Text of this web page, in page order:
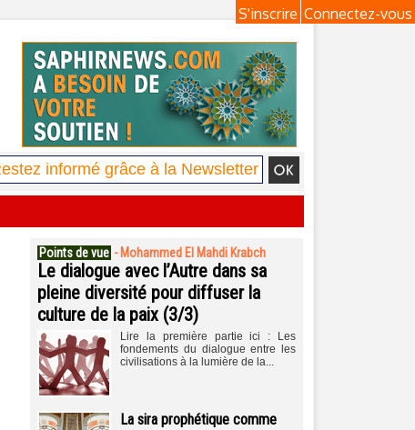
Connectez-vous
S'inscrire
Points de vue - Mohammed El Mahdi Krabch
Le dialogue avec l’Autre dans sa
pleine diversité pour diffuser la
culture de la paix (3/3)
Lire la première partie ici : Les
fondements du dialogue entre les
civilisations à la lumière de la...
La sira prophétique comme